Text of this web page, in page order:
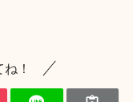
！